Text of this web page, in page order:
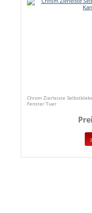
Chrom Zierleiste
Fenster Tuer